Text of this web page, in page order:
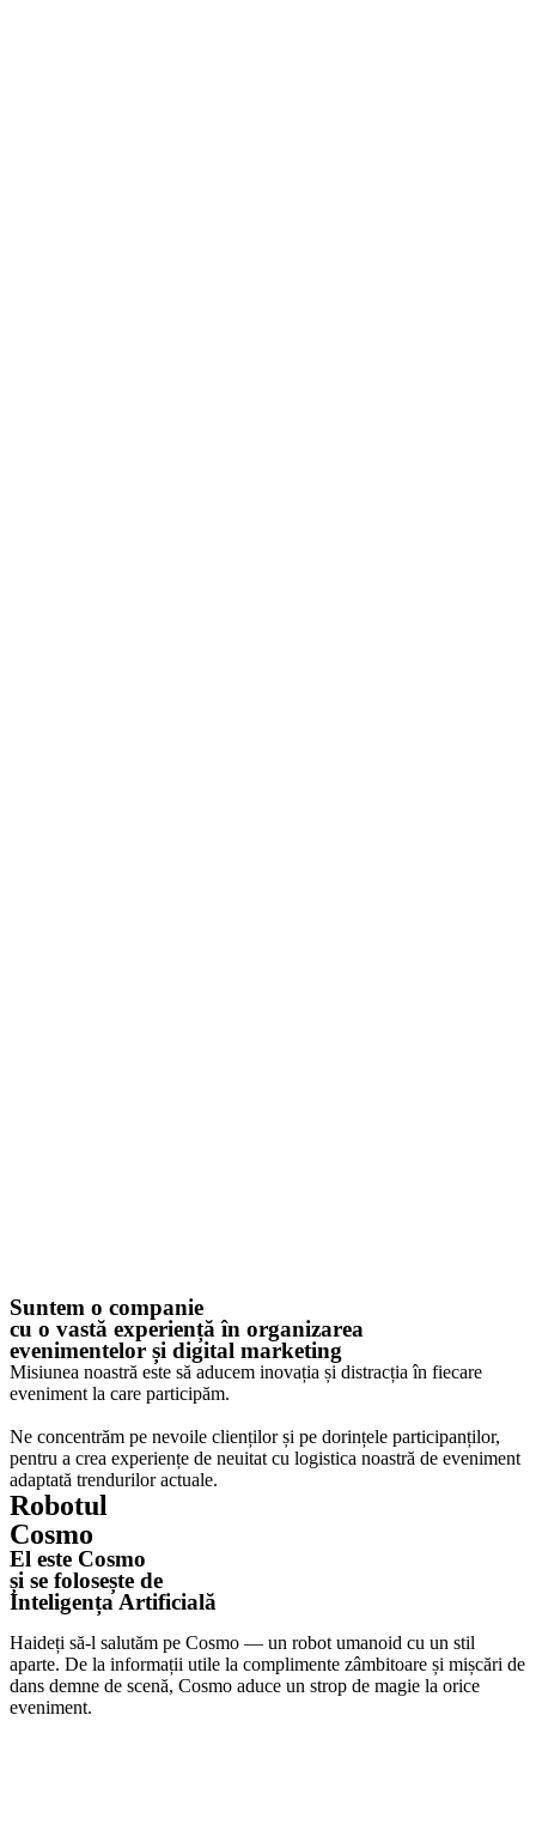
Suntem o companie
cu o vastă experiență în organizarea
evenimentelor și digital marketing
Misiunea noastră este să aducem inovația și distracția în fiecare
eveniment la care participăm.
Ne concentrăm pe nevoile clienților și pe dorințele participanților,
pentru a crea experiențe de neuitat cu logistica noastră de eveniment
adaptată trendurilor actuale.
Robotul
Cosmo
El este Cosmo
și se folosește de
Inteligența Artificială
Haideți să-l salutăm pe Cosmo — un robot umanoid cu un stil
aparte. De la informații utile la complimente zâmbitoare și mișcări de
dans demne de scenă, Cosmo aduce un strop de magie la orice
eveniment.